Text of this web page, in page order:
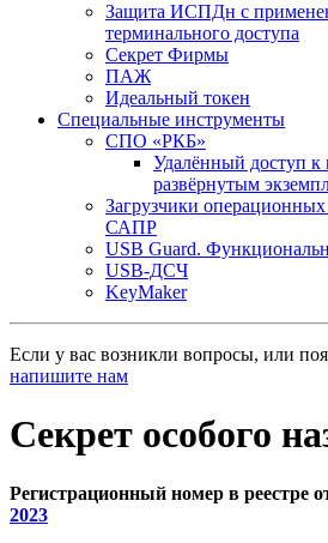
Защита ИСПДн с
терминального доступа
Секрет Фирмы
ПАЖ
Идеальный токен
Специальные инструменты
СПО «РКБ»
Удалённый доступ к
развёрнутым
Загрузчики
САПР
USB Guard.
USB-ДСЧ
KeyMaker
Если у вас возникли вопросы, или
напишите нам
Секрет особого
Регистрационный номер в реестре
2023